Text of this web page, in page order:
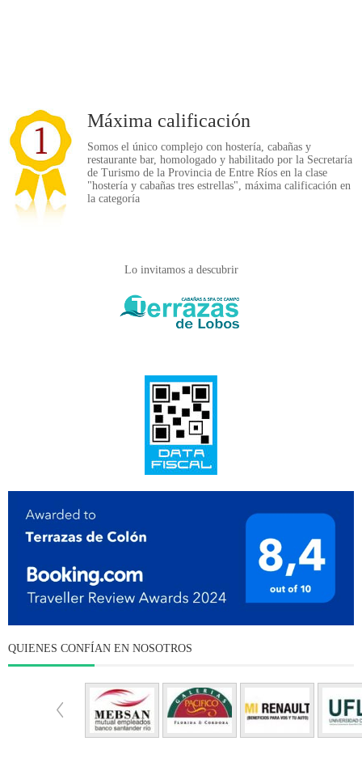
Máxima calificación
Somos el único complejo con hostería, cabañas y
restaurante bar, homologado y habilitado por la Secretaría
de Turismo de la Provincia de Entre Ríos en la clase
"hostería y cabañas tres estrellas", máxima calificación en
la categoría
Lo invitamos a descubrir
QUIENES CONFÍAN EN NOSOTROS